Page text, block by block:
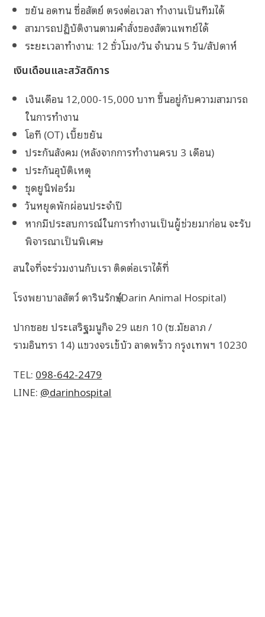
ขยัน อดทน ซื่อสัตย์ ตรงต่อเวลา ทำงานเป็นทีมได้
สามารถปฏิบัติงานตามคำสั่งของสัตวแพทย์ได้
ระยะเวลาทำงาน: 12 ชั่วโมง/วัน จำนวน 5 วัน/สัปดาห์
เงินเดือนและสวัสดิการ
เงินเดือน 12,000-15,000 บาท ขึ้นอยู่กับความสามารถ
ในการทำงาน
โอที (OT) เบี้ยขยัน
ประกันสังคม (หลังจากการทำงานครบ 3 เดือน)
ประกันอุบัติเหตุ
ชุดยูนิฟอร์ม
วันหยุดพักผ่อนประจำปี
หากมีประสบการณ์ในการทำงานเป็นผู้ช่วยมาก่อน จะรับ
พิจารณาเป็นพิเศษ
สนใจที่จะร่วมงานกับเรา ติดต่อเราได้ที่
โรงพยาบาลสัตว์ ดารินรักษ์ (Darin Animal Hospital)
ปากซอย ประเสริฐมนูกิจ 29 แยก 10 (ซ.มัยลาภ /
รามอินทรา 14) แขวงจรเข้บัว ลาดพร้าว กรุงเทพฯ 10230
TEL: 098-642-2479
LINE: @darinhospital